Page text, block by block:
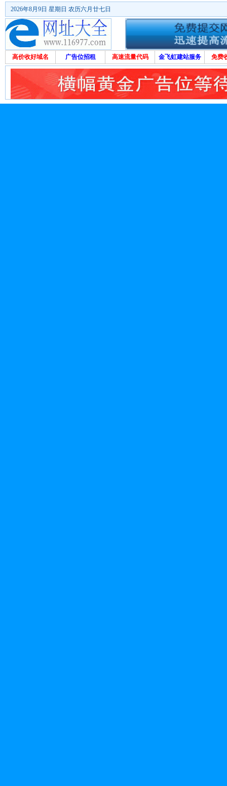
2026年8月9日 星期日 农历六月廿七日
高价收好域名 广告位招租 高速流量代码 金飞虹建站服务 免费